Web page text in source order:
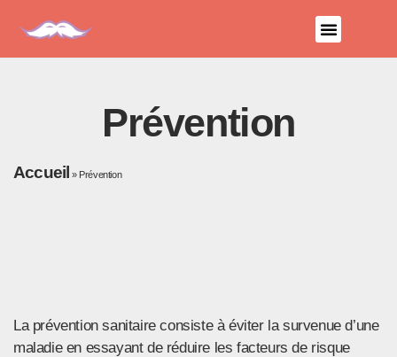
Prévention
Accueil » Prévention
La prévention sanitaire consiste à éviter la survenue d’une
maladie en essayant de réduire les facteurs de risque